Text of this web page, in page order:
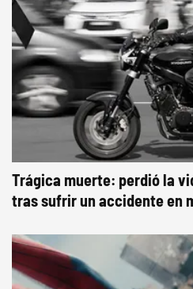
Trágica muerte: perdió la
tras sufrir un accidente en